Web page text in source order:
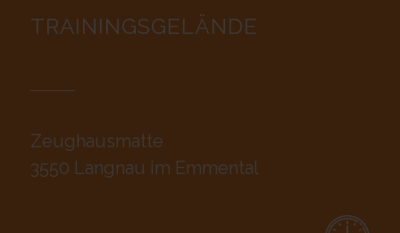
TRAININGSGELÄNDE
Zeughausmatte
3550 Langnau im Emmental